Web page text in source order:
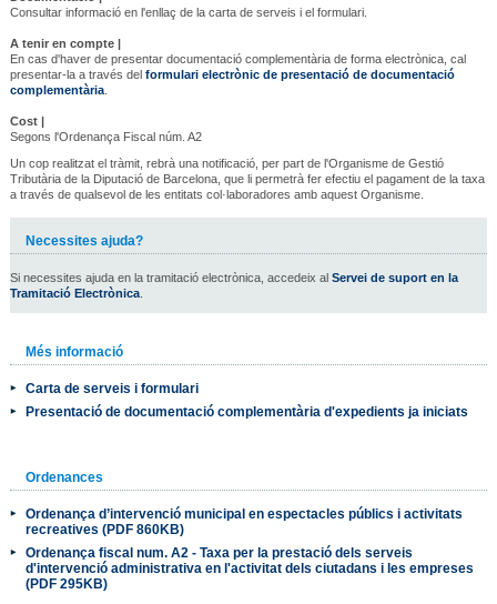
Consultar informació en l'enllaç de la carta de serveis i el formulari.
A tenir en compte |
En cas d'haver de presentar documentació complementària de forma electrònica, cal
presentar-la a través del formulari electrònic de presentació de documentació
complementària.
Cost |
Segons l'Ordenança Fiscal núm. A2
Un cop realitzat el tràmit, rebrà una notificació, per part de l'Organisme de Gestió
Tributària de la Diputació de Barcelona, que li permetrà fer efectiu el pagament de la taxa
a través de qualsevol de les entitats col·laboradores amb aquest Organisme.
Necessites ajuda?
Si necessites ajuda en la tramitació electrònica, accedeix al Servei de suport en la
Tramitació Electrònica.
Més informació
Carta de serveis i formulari
Presentació de documentació complementària d'expedients ja iniciats
Ordenances
Ordenança d’intervenció municipal en espectacles públics i activitats
recreatives (PDF 860KB)
Ordenança fiscal num. A2 - Taxa per la prestació dels serveis
d'intervenció administrativa en l'activitat dels ciutadans i les empreses
(PDF 295KB)